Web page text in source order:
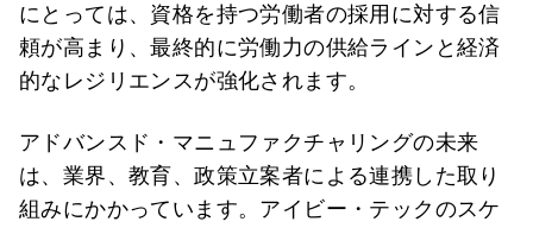
にとっては、資格を持つ労働者の採用に対する信
頼が高まり、最終的に労働力の供給ラインと経済
的なレジリエンスが強化されます。
アドバンスド・マニュファクチャリングの未来
は、業界、教育、政策立案者による連携した取り
組みにかかっています。アイビー・テックのスケ